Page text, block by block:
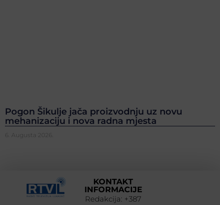
Pogon Šikulje jača proizvodnju uz novu
mehanizaciju i nova radna mjesta
6. Augusta 2026.
KONTAKT
INFORMACIJE
Redakcija: +387